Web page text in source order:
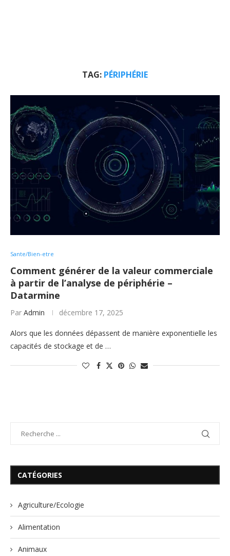
TAG: PÉRIPHÉRIE
Sante/Bien-etre
Comment générer de la valeur commerciale
à partir de l’analyse de périphérie –
Datarmine
Par Admin décembre 17, 2025
Alors que les données dépassent de manière exponentielle les
capacités de stockage et de …
CATÉGORIES
Agriculture/Ecologie
Alimentation
Animaux